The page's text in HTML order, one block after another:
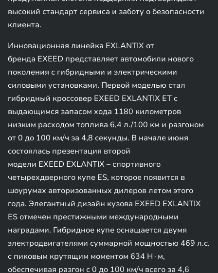
высокий стандарт сервиса и заботу о безопасности
клиента.
Инновационная линейка EXLANTIX от
бренда EXEED представляет автомобили нового
поколения с гибридными и электрическими
силовыми установками. Первой моделью стал
гибридный кроссовер EXEED EXLANTIX ET с
выдающимся запасом хода 1180 километров
низким расходом топлива 6,4 л./100 км и разгоном
от 0 до 100 км/ч за 4,8 секунды. В начале июня
состоялась презентация второй
модели EXEED EXLANTIX – спортивного
четырехдверного купе ES, которое появится в
шоурумах авторизованных дилеров летом этого
года. Элегантный дизайн кузова EXEED EXLANTIX
ES отмечен престижными международными
наградами. Гибридное купе оснащается двумя
электродвигателями суммарной мощностью 469 л.с.
с пиковым крутящим моментом 634 Н∙м,
обеспечивая разгон с 0 до 100 км/ч всего за 4,6